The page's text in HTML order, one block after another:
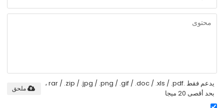
يدعم فقط .rar / .zip / .jpg / .png / .gif / .doc / .xls / .pdf ،
بحد أقصى 20 ميجا
ملحق